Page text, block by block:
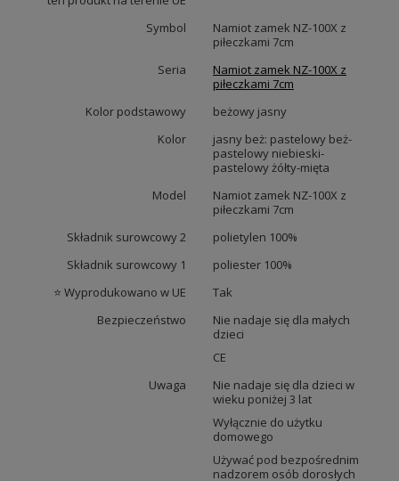
Symbol
Namiot zamek NZ-100X z
piłeczkami 7cm
Seria
Namiot zamek NZ-100X z
piłeczkami 7cm
Kolor podstawowy
beżowy jasny
Kolor
jasny beż: pastelowy beż-
pastelowy niebieski-
pastelowy żółty-mięta
Model
Namiot zamek NZ-100X z
piłeczkami 7cm
Składnik surowcowy 2
polietylen 100%
Składnik surowcowy 1
poliester 100%
⭐ Wyprodukowano w UE
Tak
Bezpieczeństwo
Nie nadaje się dla małych
dzieci
CE
Uwaga
Nie nadaje się dla dzieci w
wieku poniżej 3 lat
Wyłącznie do użytku
domowego
Używać pod bezpośrednim
nadzorem osób dorosłych